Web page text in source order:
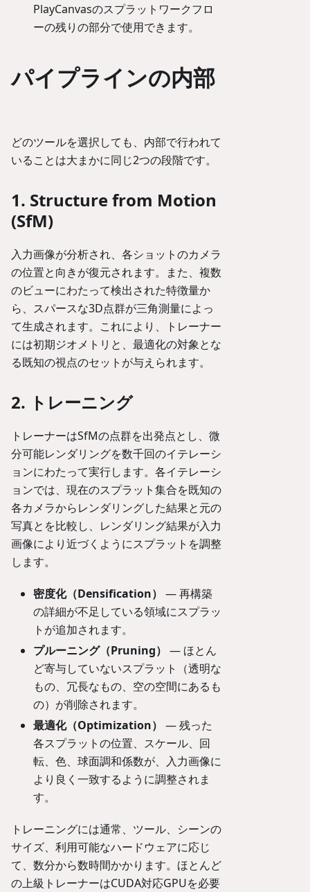
PlayCanvasのスプラットワークフロ
ーの残りの部分で使用できます。
パイプラインの内部
どのツールを選択しても、内部で行われて
いることは大まかに同じ2つの段階です。
1. Structure from Motion
(SfM)
入力画像が分析され、各ショットのカメラ
の位置と向きが復元されます。また、複数
のビューにわたって検出された特徴量か
ら、スパースな3D点群が三角測量によっ
て生成されます。これにより、トレーナー
には初期ジオメトリと、最適化の対象とな
る既知の視点のセットが与えられます。
2. トレーニング
トレーナーはSfMの点群を出発点とし、微
分可能レンダリングを数千回のイテレーシ
ョンにわたって実行します。各イテレーシ
ョンでは、現在のスプラット集合を既知の
各カメラからレンダリングした結果と元の
写真とを比較し、レンダリング結果が入力
画像により近づくようにスプラットを調整
します。
密度化（Densification） — 再構築
の詳細が不足している領域にスプラッ
トが追加されます。
プルーニング（Pruning） — ほとん
ど寄与していないスプラット（透明な
もの、冗長なもの、空の空間にあるも
の）が削除されます。
最適化（Optimization） — 残った
各スプラットの位置、スケール、回
転、色、球面調和係数が、入力画像に
より良く一致するように調整されま
す。
トレーニングには通常、ツール、シーンの
サイズ、利用可能なハードウェアに応じ
て、数分から数時間かかります。ほとんど
の上級トレーナーはCUDA対応GPUを必要